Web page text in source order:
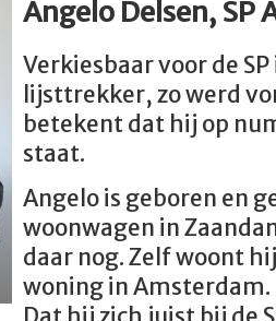
Angelo Delsen, SP
Verkiesbaar voor de
lijsttrekker, zo werd
betekent dat hij op
staat.
Angelo is geboren en
woonwagen in
daar nog. Zelf woont
woning in Amsterdam.